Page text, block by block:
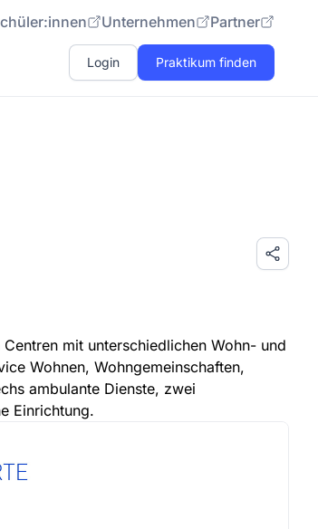
Unternehmen Partner
Login Praktikum finden
mit unterschiedlichen Wohn- und
Wohnen, Wohngemeinschaften,
ambulante Dienste, zwei
Einrichtung.